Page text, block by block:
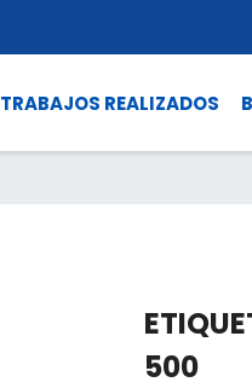
TRABAJOS REALIZADOS
500